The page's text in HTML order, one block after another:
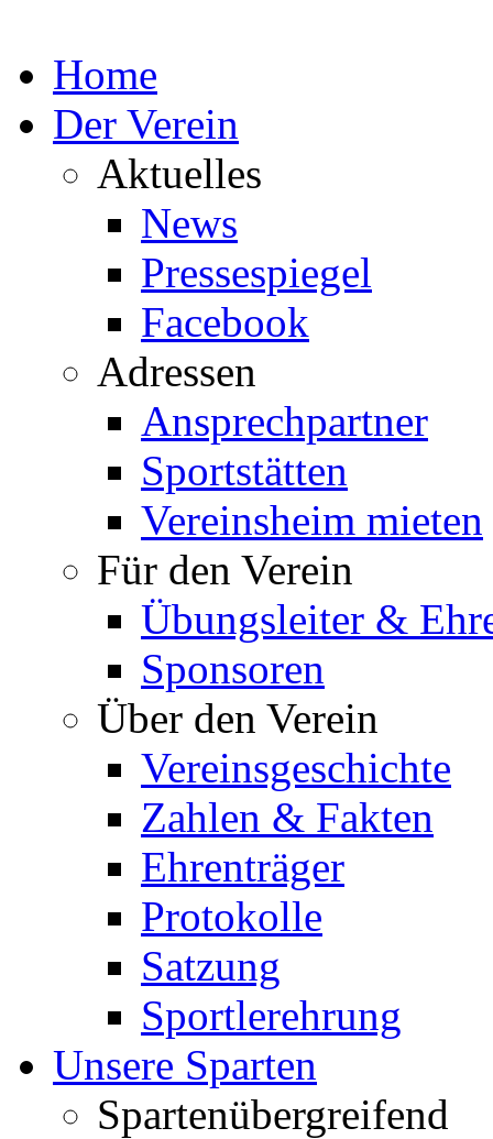
Home
Der Verein
Aktuelles
News
Pressespiegel
Facebook
Adressen
Ansprechpartner
Sportstätten
Vereinsheim mieten
Für den Verein
Übungsleiter &
Sponsoren
Über den Verein
Vereinsgeschichte
Zahlen & Fakten
Ehrenträger
Protokolle
Satzung
Sportlerehrung
Unsere Sparten
Spartenübergreifend